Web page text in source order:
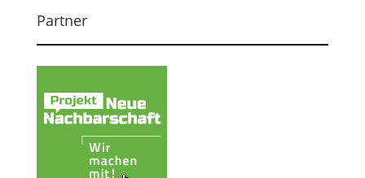
Partner